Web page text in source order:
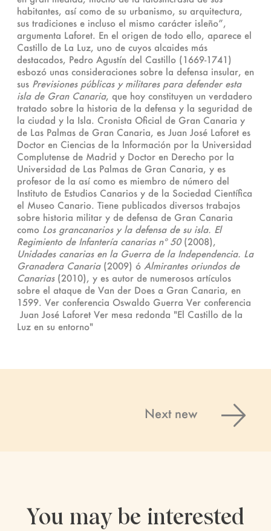
habitantes, así como de su urbanismo, su arquitectura,
sus tradiciones e incluso el mismo carácter isleño”,
argumenta Laforet. En el origen de todo ello, aparece el
Castillo de La Luz, uno de cuyos alcaides más
destacados, Pedro Agustín del Castillo (1669-1741)
esbozó unas consideraciones sobre la defensa insular, en
sus Previsiones públicas y militares para defender esta
isla de Gran Canaria, que hoy constituyen un verdadero
tratado sobre la historia de la defensa y la seguridad de
la ciudad y la Isla. Cronista Oficial de Gran Canaria y
de Las Palmas de Gran Canaria, es Juan José Laforet es
Doctor en Ciencias de la Información por la Universidad
Complutense de Madrid y Doctor en Derecho por la
Universidad de Las Palmas de Gran Canaria, y es
profesor de la así como es miembro de número del
Instituto de Estudios Canarios y de la Sociedad Científica
el Museo Canario. Tiene publicados diversos trabajos
sobre historia militar y de defensa de Gran Canaria
como Los grancanarios y la defensa de su isla. El
Regimiento de Infantería canarias nº 50(2008),
Unidades canarias en la Guerra de la Independencia. La
Granadera Canaria(2009) ó Almirantes oriundos de
Canarias(2010), y es autor de numerosos artículos
sobre el ataque de Van der Does a Gran Canaria, en
1599. Ver conferencia Oswaldo Guerra Ver conferencia
Juan José Laforet Ver mesa redonda "El Castillo de la
Luz en su entorno"
Next new
You may be interested